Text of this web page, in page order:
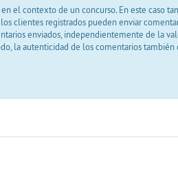
el contexto de un concurso. En este caso
clientes registrados pueden enviar
enviados, independientemente de la
la autenticidad de los comentarios también